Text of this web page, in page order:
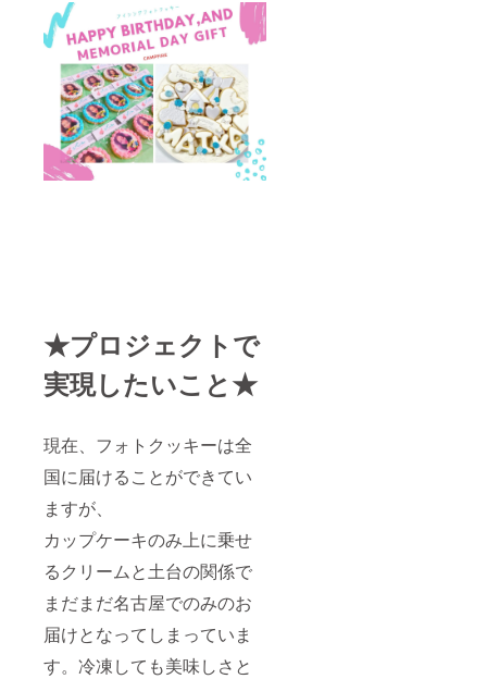
★プロジェクトで
実現したいこと★
現在、フォトクッキーは全
国に届けることができてい
ますが、
カップケーキのみ上に乗せ
るクリームと土台の関係で
まだまだ名古屋でのみのお
届けとなってしまっていま
す。冷凍しても美味しさと